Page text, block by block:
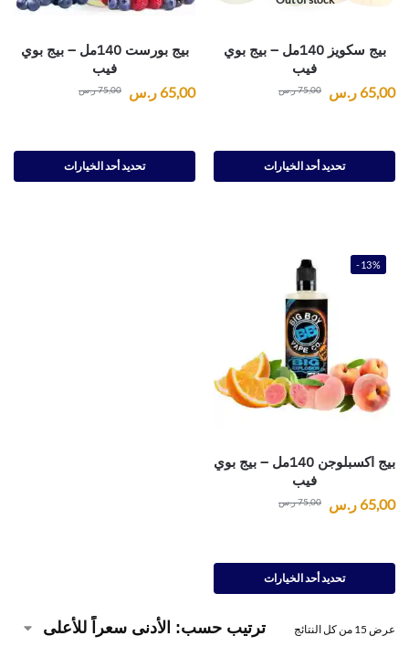
بيج سكويز 140مل – بيج بوي
فيب
75,00ر.س 65,00 ر.س
تحديد أحد الخيارات
بيج بورست 140مل – بيج بوي
فيب
75,00ر.س 65,00 ر.س
تحديد أحد الخيارات
-13%
بيج اكسبلوجن 140مل – بيج بوي
فيب
75,00ر.س 65,00 ر.س
تحديد أحد الخيارات
عرض ⁦15⁩ من كل النتائج